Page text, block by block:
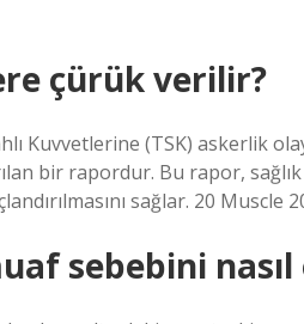
çürük verilir?
Kuvvetlerine (TSK) askerlik
bir rapordur. Bu rapor,
sağlar. 20 Muscle
sebebini